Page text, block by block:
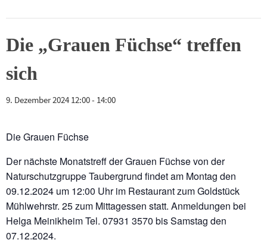
Die „Grauen Füchse“ treffen
sich
9. Dezember 2024 12:00- 14:00
Die Grauen Füchse
Der nächste Monatstreff der Grauen Füchse von der
Naturschutzgruppe Taubergrund findet am Montag den
09.12.2024 um 12:00 Uhr im Restaurant zum Goldstück
Mühlwehrstr. 25 zum Mittagessen statt. Anmeldungen bei
Helga Meinikheim Tel. 07931 3570 bis Samstag den
07.12.2024.